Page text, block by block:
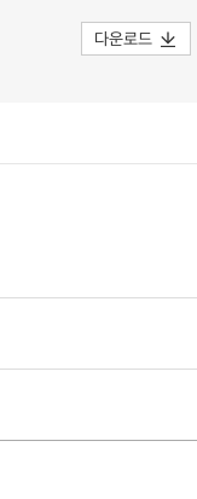
다운로드